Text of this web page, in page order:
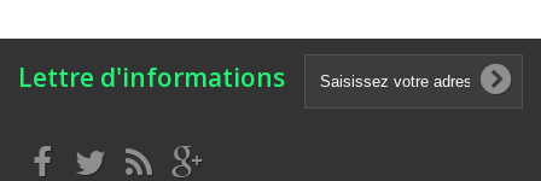
Lettre d'informations